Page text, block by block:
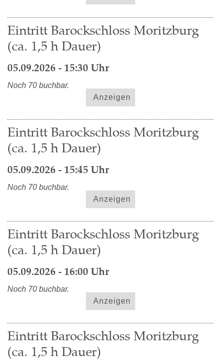
Eintritt Barockschloss Moritzburg
(ca. 1,5 h Dauer)
05.09.2026 - 15:30 Uhr
Noch 70 buchbar.
Anzeigen
Eintritt Barockschloss Moritzburg
(ca. 1,5 h Dauer)
05.09.2026 - 15:45 Uhr
Noch 70 buchbar.
Anzeigen
Eintritt Barockschloss Moritzburg
(ca. 1,5 h Dauer)
05.09.2026 - 16:00 Uhr
Noch 70 buchbar.
Anzeigen
Eintritt Barockschloss Moritzburg
(ca. 1,5 h Dauer)